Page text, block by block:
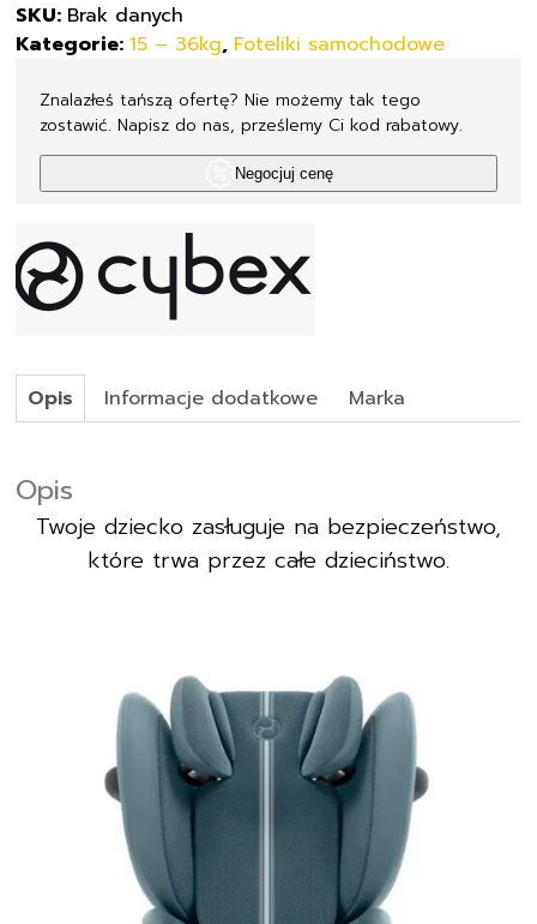
Size
100-
150cm
SKU: Brak danych
Kategorie:15 – 36kg, Foteliki samochodowe
Znalazłeś tańszą ofertę? Nie możemy tak tego
zostawić. Napisz do nas, prześlemy Ci kod rabatowy.
Negocjuj cenę
Opis Informacje dodatkowe Marka
Opis
Twoje dziecko zasługuje na bezpieczeństwo,
które trwa przez całe dzieciństwo.